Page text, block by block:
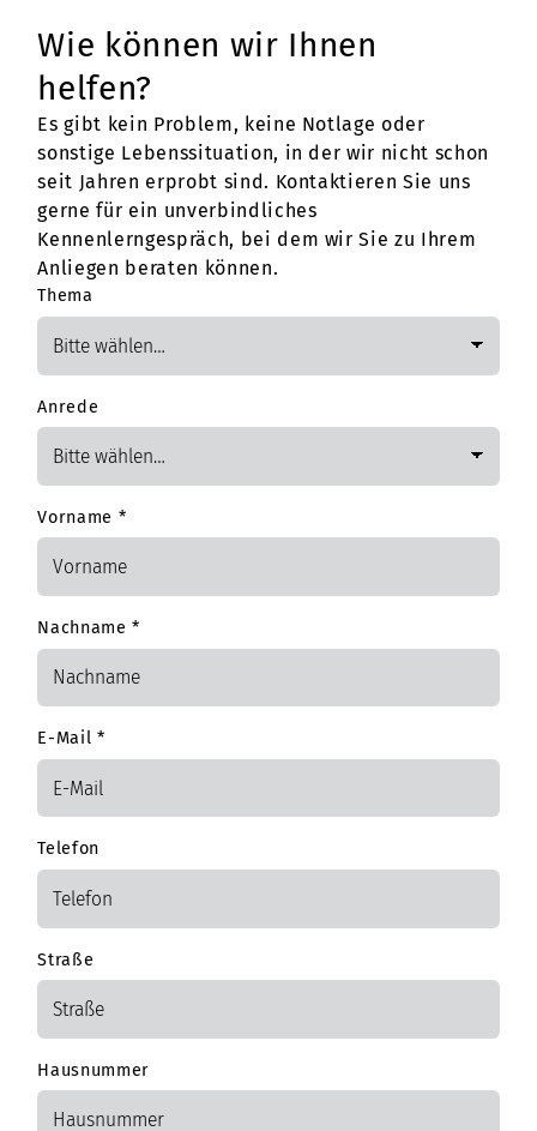
Wie können wir Ihnen
helfen?
Es gibt kein Problem, keine Notlage oder
sonstige Lebenssituation, in der wir nicht schon
seit Jahren erprobt sind. Kontaktieren Sie uns
gerne für ein unverbindliches
Kennenlerngespräch, bei dem wir Sie zu Ihrem
Anliegen beraten können.
Thema
Anrede
Vorname *
Nachname*
E-Mail *
Telefon
Straße
Hausnummer